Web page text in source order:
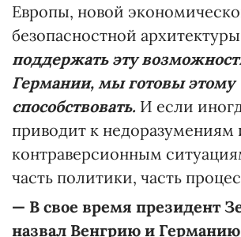
Европы, новой
безопасностной
поддержать эту
Германии, мы готовы этому
способствовать. И если
приводит к недоразумениям
контраверсионным
часть политики, часть
— В свое время президент
назвал Венгрию и